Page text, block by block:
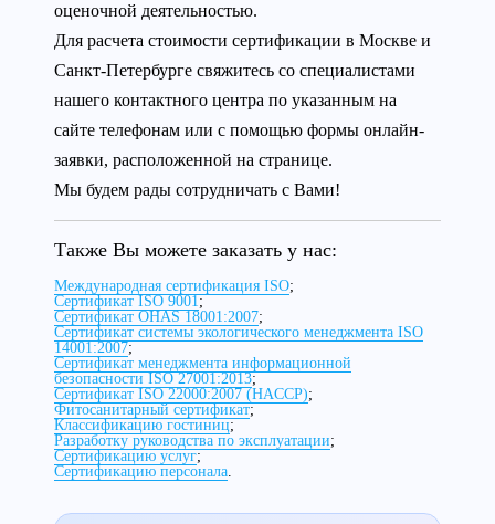
оценочной деятельностью.
Для расчета стоимости сертификации в Москве и
Санкт-Петербурге свяжитесь со специалистами
нашего контактного центра по указанным на
сайте телефонам или с помощью формы онлайн-
заявки, расположенной на странице.
Мы будем рады сотрудничать с Вами!
Также Вы можете заказать у нас:
Международная сертификация ISO;
Сертификат ISO 9001;
Сертификат OHAS 18001:2007;
Сертификат системы экологического менеджмента ISO
14001:2007;
Сертификат менеджмента информационной
безопасности ISO 27001:2013;
Сертификат ISO 22000:2007 (HACCP);
Фитосанитарный сертификат;
Классификацию гостиниц;
Разработку руководства по эксплуатации;
Сертификацию услуг;
Сертификацию персонала.